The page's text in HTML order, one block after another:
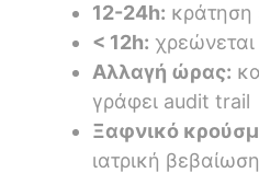
12-24h: κράτηση
< 12h:
Αλλαγή ώρας:
γράφει audit trail
Ξαφνικό
ιατρική